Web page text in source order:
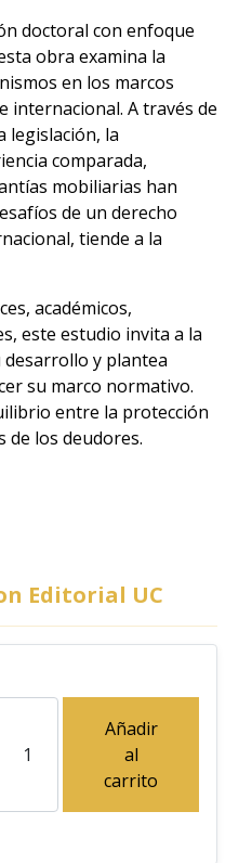
doctoral con enfoque
obra examina la
en los marcos
internacional. A través de
legislación, la
comparada,
mobiliarias han
de un derecho
tiende a la
académicos,
este estudio invita a la
y plantea
su marco normativo.
entre la protección
de los deudores.
Editorial UC
Añadir
al
carrito